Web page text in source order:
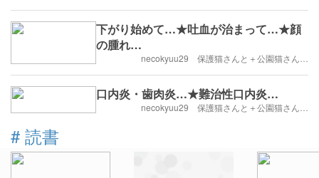
下がり始めて…★吐血が治まって…★顔
の腫れ…
necokyuu29 保護猫さんと＋公園猫さん…
口内炎・歯肉炎…★難治性口内炎…
necokyuu29 保護猫さんと＋公園猫さん…
# 読書